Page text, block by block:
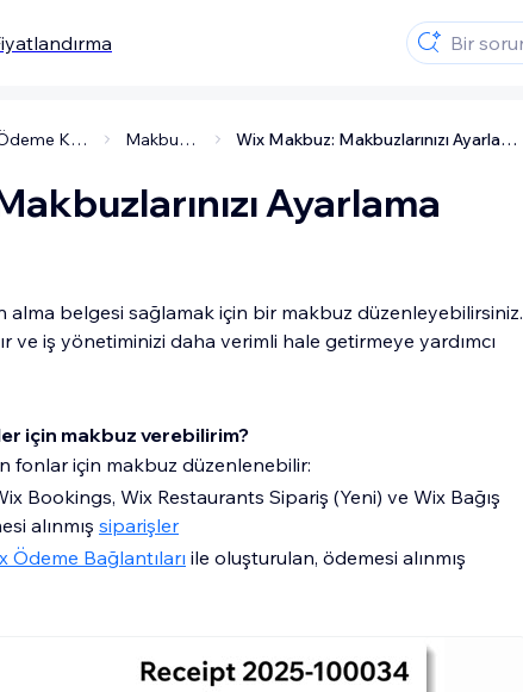
Ödeme Kabul Etme Makbuz Yollama Wix Makbuz: Makbuzlarınızı Ayarlama
Ayarlama
alma belgesi sağlamak için bir makbuz düzenleyebilirsiniz.
ve iş yönetiminizi daha verimli hale getirmeye yardımcı
için makbuz verebilirim?
fonlar için makbuz düzenlenebilir:
Bookings, Wix Restaurants Sipariş (Yeni) ve Wix Bağış
alınmış siparişler
Ödeme Bağlantıları ile oluşturulan, ödemesi alınmış